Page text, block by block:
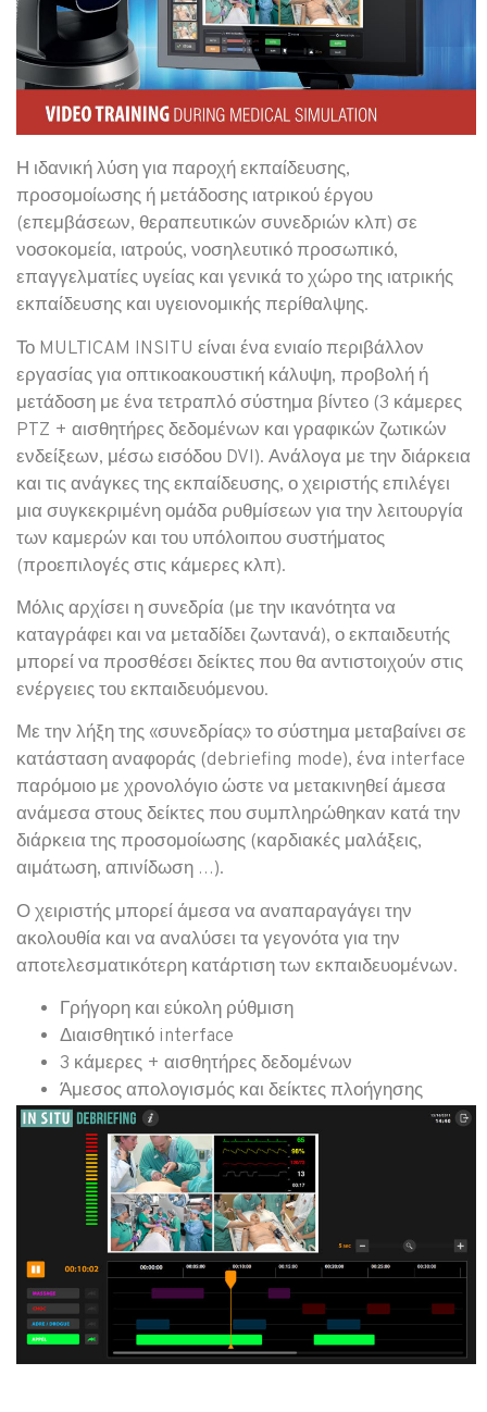
Η ιδανική λύση για παροχή εκπαίδευσης,
προσομοίωσης ή μετάδοσης ιατρικού έργου
(επεμβάσεων, θεραπευτικών συνεδριών κλπ) σε
νοσοκομεία, ιατρούς, νοσηλευτικό προσωπικό,
επαγγελματίες υγείας και γενικά το χώρο της ιατρικής
εκπαίδευσης και υγειονομικής περίθαλψης.
Το MULTICAM INSITU είναι ένα ενιαίο περιβάλλον
εργασίας για οπτικοακουστική κάλυψη, προβολή ή
μετάδοση με ένα τετραπλό σύστημα βίντεο (3 κάμερες
PTZ + αισθητήρες δεδομένων και γραφικών ζωτικών
ενδείξεων, μέσω εισόδου DVI). Ανάλογα με την διάρκεια
και τις ανάγκες της εκπαίδευσης, ο χειριστής επιλέγει
μια συγκεκριμένη ομάδα ρυθμίσεων για την λειτουργία
των καμερών και του υπόλοιπου συστήματος
(προεπιλογές στις κάμερες κλπ).
Μόλις αρχίσει η συνεδρία (με την ικανότητα να
καταγράφει και να μεταδίδει ζωντανά), ο εκπαιδευτής
μπορεί να προσθέσει δείκτες που θα αντιστοιχούν στις
ενέργειες του εκπαιδευόμενου.
Με την λήξη της «συνεδρίας» το σύστημα μεταβαίνει σε
κατάσταση αναφοράς (debriefing mode), ένα interface
παρόμοιο με χρονολόγιο ώστε να μετακινηθεί άμεσα
ανάμεσα στους δείκτες που συμπληρώθηκαν κατά την
διάρκεια της προσομοίωσης (καρδιακές μαλάξεις,
αιμάτωση, απινίδωση …).
Ο χειριστής μπορεί άμεσα να αναπαραγάγει την
ακολουθία και να αναλύσει τα γεγονότα για την
αποτελεσματικότερη κατάρτιση των εκπαιδευομένων.
Γρήγορη και εύκολη ρύθμιση
Διαισθητικό interface
3 κάμερες + αισθητήρες δεδομένων
Άμεσος απολογισμός και δείκτες πλοήγησης